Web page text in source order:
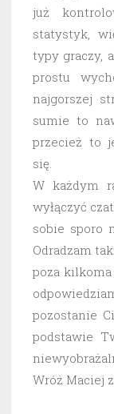
już
statystyk,
typy graczy,
prostu
najgorszej
sumie to
przecież to
się.
W każdym
wyłączyć
sobie sporo
Odradzam
poza
pozostanie
podstawie
Wróż Maciej